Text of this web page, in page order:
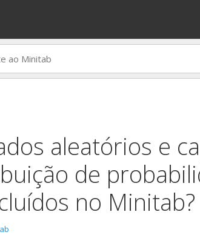
aleatórios e
de
no Minitab?